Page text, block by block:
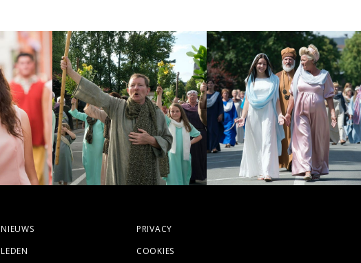
NIEUWS
LEDEN
PRIVACY
COOKIES